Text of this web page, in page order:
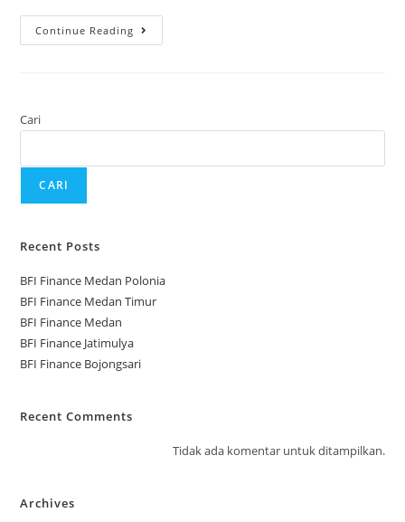
Continue Reading
Cari
CARI
Recent Posts
BFI Finance Medan Polonia
BFI Finance Medan Timur
BFI Finance Medan
BFI Finance Jatimulya
BFI Finance Bojongsari
Recent Comments
Tidak ada komentar untuk ditampilkan.
Archives